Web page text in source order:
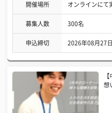
開催場所 オンラインにて
募集人数 300名
申込締切 2026年08月27
想